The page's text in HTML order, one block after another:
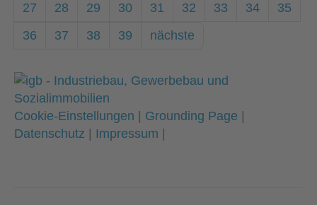
27
28 29 30 31 32 33 34
35
36
37 38 39 nächste
Cookie-Einstellungen Grounding Page
Datenschutz
Impressum